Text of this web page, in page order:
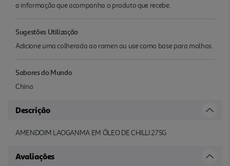
a informação que acompanha o produto que recebe.
Sugestões Utilização
Adicione uma colherada ao ramen ou use como base para molhos.
Sabores do Mundo
China
Descrição
AMENDOIM LAOGANMA EM ÓLEO DE CHILLI 275G
Avaliações